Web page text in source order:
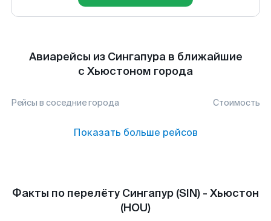
Авиарейсы из Сингапура в ближайшие
с Хьюстоном города
Рейсы в соседние города Стоимость
Показать больше рейсов
Факты по перелёту Сингапур (SIN) - Хьюстон
(HOU)